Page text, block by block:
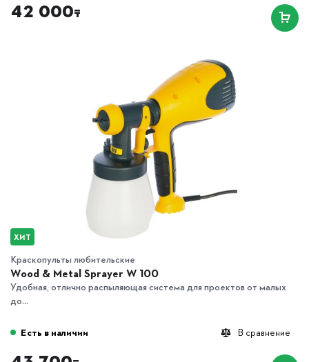
42 000₸
ХИТ
Краскопульты любительские
Wood & Metal Sprayer W 100
Удобная, отлично распыляющая система для проектов от малых
до...
В сравнение
Есть в наличии